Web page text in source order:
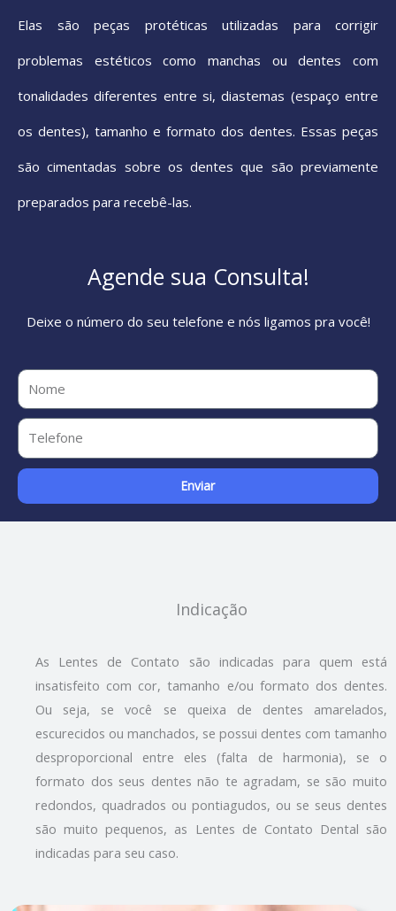
Elas são peças protéticas utilizadas para corrigir
problemas estéticos como manchas ou dentes com
tonalidades diferentes entre si, diastemas (espaço entre
os dentes), tamanho e formato dos dentes. Essas peças
são cimentadas sobre os dentes que são previamente
preparados para recebê-las.
Agende sua Consulta!
Deixe o número do seu telefone e nós ligamos pra você!
Enviar
Indicação
As Lentes de Contato são indicadas para quem está
insatisfeito com cor, tamanho e/ou formato dos dentes.
Ou seja, se você se queixa de dentes amarelados,
escurecidos ou manchados, se possui dentes com tamanho
desproporcional entre eles (falta de harmonia), se o
formato dos seus dentes não te agradam, se são muito
redondos, quadrados ou pontiagudos, ou se seus dentes
são muito pequenos, as Lentes de Contato Dental são
indicadas para seu caso.